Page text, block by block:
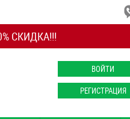
СКИДКА!!!
ВОЙТИ
РЕГИСТРАЦИЯ